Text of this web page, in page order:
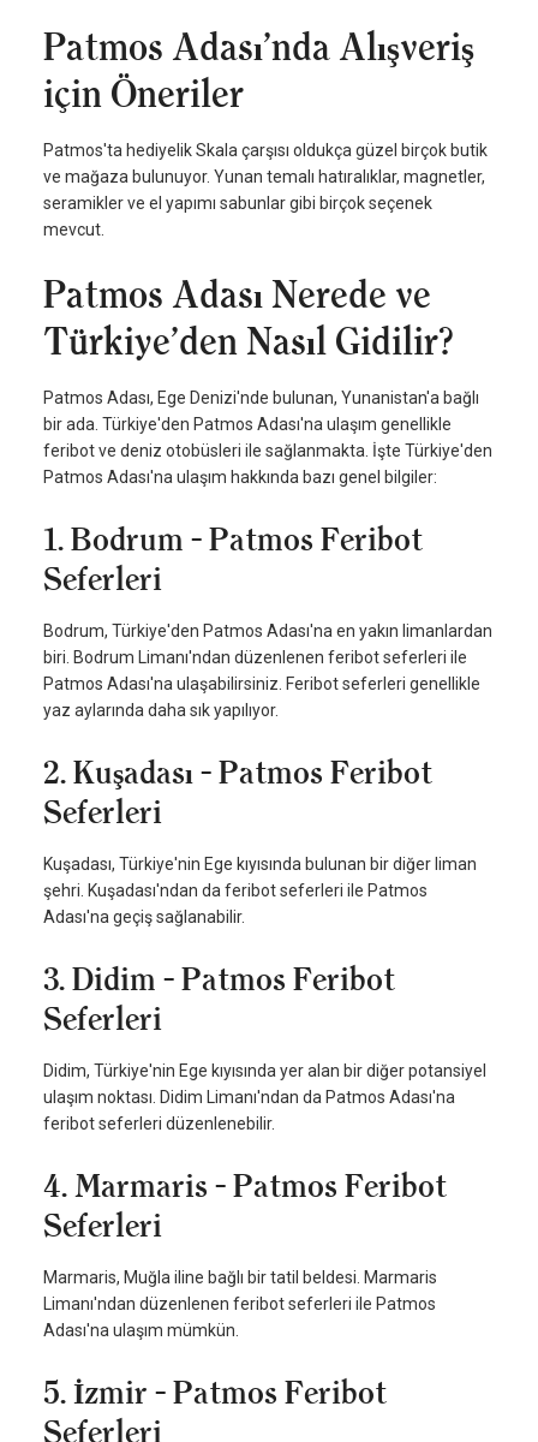
Patmos Adası’nda Alışveriş
için Öneriler
Patmos'ta hediyelik Skala çarşısı oldukça güzel birçok butik
ve mağaza bulunuyor. Yunan temalı hatıralıklar, magnetler,
seramikler ve el yapımı sabunlar gibi birçok seçenek
mevcut.
Patmos Adası Nerede ve
Türkiye’den Nasıl Gidilir?
Patmos Adası, Ege Denizi'nde bulunan, Yunanistan'a bağlı
bir ada. Türkiye'den Patmos Adası'na ulaşım genellikle
feribot ve deniz otobüsleri ile sağlanmakta. İşte Türkiye'den
Patmos Adası'na ulaşım hakkında bazı genel bilgiler:
1. Bodrum - Patmos Feribot
Seferleri
Bodrum, Türkiye'den Patmos Adası'na en yakın limanlardan
biri. Bodrum Limanı'ndan düzenlenen feribot seferleri ile
Patmos Adası'na ulaşabilirsiniz. Feribot seferleri genellikle
yaz aylarında daha sık yapılıyor.
2. Kuşadası - Patmos Feribot
Seferleri
Kuşadası, Türkiye'nin Ege kıyısında bulunan bir diğer liman
şehri. Kuşadası'ndan da feribot seferleri ile Patmos
Adası'na geçiş sağlanabilir.
3. Didim - Patmos Feribot
Seferleri
Didim, Türkiye'nin Ege kıyısında yer alan bir diğer potansiyel
ulaşım noktası. Didim Limanı'ndan da Patmos Adası'na
feribot seferleri düzenlenebilir.
4. Marmaris - Patmos Feribot
Seferleri
Marmaris, Muğla iline bağlı bir tatil beldesi. Marmaris
Limanı'ndan düzenlenen feribot seferleri ile Patmos
Adası'na ulaşım mümkün.
5. İzmir - Patmos Feribot
Seferleri